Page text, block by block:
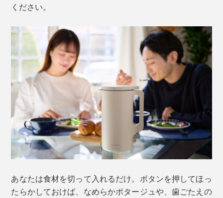
ください。
あなたは食材を切って入れるだけ。ボタンを押してほっ
たらかしておけば、なめらかポタージュや、歯ごたえの